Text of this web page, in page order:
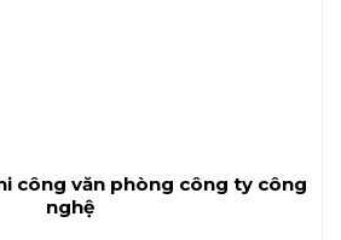
công văn phòng công ty công
nghệ